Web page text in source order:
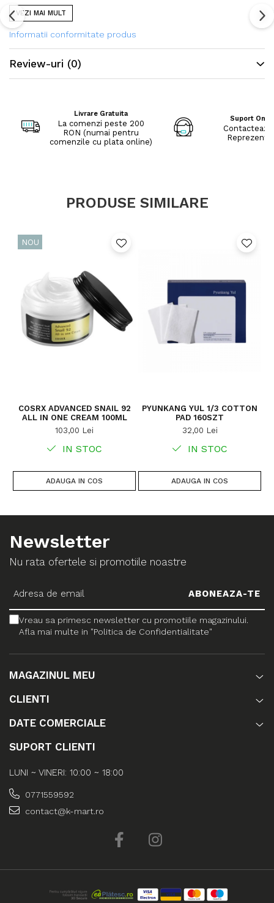
3. Este interzis copiilor sub 3 ani.
Ingrediente: Vezi Ambalaj. Nr. Lot.: Vezi Ambalaj.
Termen Valabilitate: 2026.04.10. Tara de Origine: Coreea de
Sud
Importator & Distribuitor UE: La Rose Sp.z o.o Urzędnicza 36
91-312 Łódź
RP: Beauty Insight Associated LTD, Unit H3 Centrepoint
VEZI MAI MULT
Informatii conformitate produs
Review-uri (0)
Livrare Gratuita
La comenzi peste 200
RON (numai pentru
comenzile cu plata online)
Suport
Contacteaza
PRODUSE SIMILARE
NOU
COSRX ADVANCED SNAIL 92
ALL IN ONE CREAM 100ML
103,00 Lei
IN STOC
ADAUGA IN COS
PYUNKANG YUL 1/3 COTTON
PAD 160SZT
32,00 Lei
IN STOC
ADAUGA IN COS
Newsletter
Nu rata ofertele si promotiile noastre
Vreau sa primesc newsletter cu promotiile magazinului.
Afla mai multe in "Politica de Confidentialitate"
MAGAZINUL MEU
CLIENTI
DATE COMERCIALE
SUPORT CLIENTI
LUNI ~ VINERI: 10:00 ~ 18:00
0771559592
contact@k-mart.ro